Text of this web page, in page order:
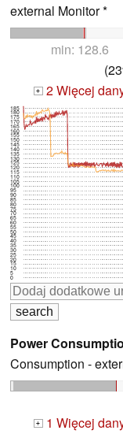
external Monitor *
min: 128.6
+ 2 Więcej
0
5
10
15
20
25
30
35
40
45
50
55
60
65
70
75
80
85
90
95
100
105
110
115
120
125
130
135
140
145
150
155
160
165
170
175
180
185
Power
Consumption -
+ 1 Więcej